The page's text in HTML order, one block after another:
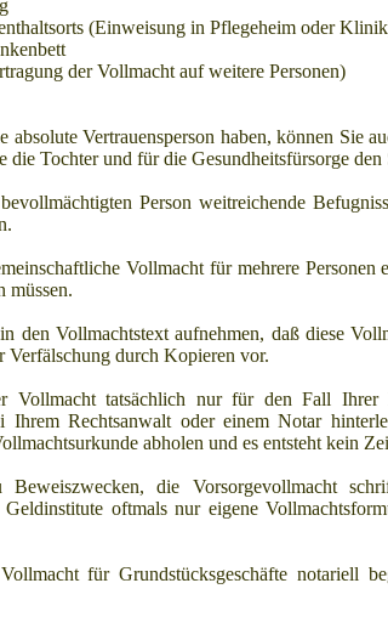
(Einweisung in Pflegeheim oder
der Vollmacht auf weitere Personen)
absolute Vertrauensperson haben, können Sie
die Tochter und für die Gesundheitsfürsorge
Person weitreichende
Vollmacht für mehrere
müssen.
den Vollmachtstext aufnehmen, daß diese
Verfälschung durch Kopieren vor.
Vollmacht tatsächlich nur für den Fall Ihrer
Ihrem Rechtsanwalt oder einem Notar
abholen und es entsteht kein
die Vorsorgevollmacht
oftmals nur eigene
für Grundstücksgeschäfte notariell